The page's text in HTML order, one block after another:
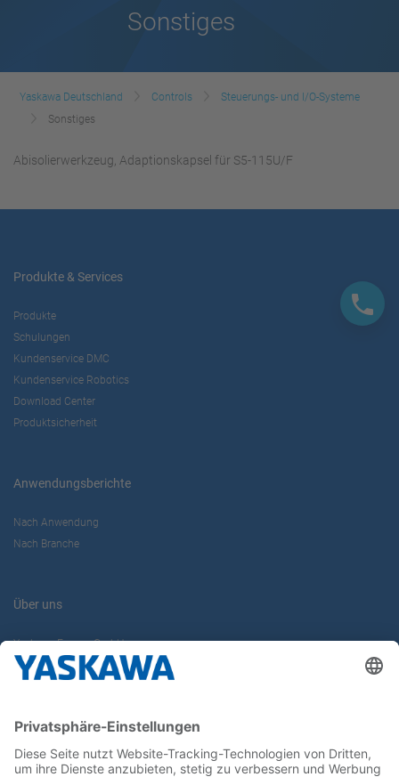
Sonstiges
Yaskawa Deutschland Controls
Steuerungs- und I/O-Systeme
Sonstiges
Abisolierwerkzeug, Adaptionskapsel für S5-115U/F
Produkte & Services
Produkte
Schulungen
Kundenservice DMC
Kundenservice Robotics
Download Center
Produktsicherheit
Anwendungsberichte
Nach Anwendung
Nach Branche
Über uns
Yaskawa Europe GmbH
Karriere
Newsletter